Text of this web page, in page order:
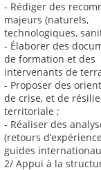
- Rédiger des
majeurs (naturels,
technologiques,
- Élaborer des
de formation et des
intervenants de
- Proposer des
de crise, et de
territoriale ;
- Réaliser des
(retours
guides
2/ Appui à la